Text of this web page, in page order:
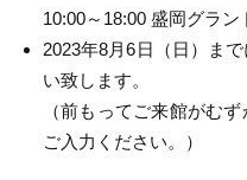
10:00～18:00 盛岡グラン
2023年8月6日（日）ま
い致します。
（前もってご来館がむ
ご入力ください。）